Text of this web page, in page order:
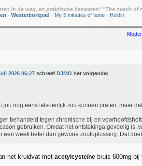
in de weg, en praktische bezwaren" "The needs
- Westerborkpad - My 5 minutes of fame - Heldin
2026 06:27 schreef DJMO het volgende:
jou nog eens fatsoenlijk zou kunnen praten, maar
behandeld tegen chronische bij en
gebruiken. Omdat het ontstekinga gevoelig is,
een week beter dan gewone zoutoplossing. Dat
het kruidvat met acetylcysteïne bruis 600mg